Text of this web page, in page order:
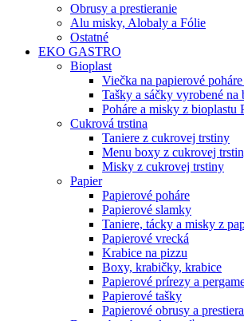
Obrusy a prestieranie
Alu misky, Alobaly a Fólie
Ostatné
EKO GASTRO
Bioplast
Viečka na papierové
Tašky a sáčky vyrobené na
Poháre a misky z bioplastu
Cukrová trstina
Taniere z cukrovej trstiny
Menu boxy z cukrovej
Misky z cukrovej trstiny
Papier
Papierové poháre
Papierové slamky
Taniere, tácky a misky z
Papierové vrecká
Krabice na pizzu
Boxy, krabičky, krabice
Papierové prírezy a
Papierové tašky
Papierové obrusy a